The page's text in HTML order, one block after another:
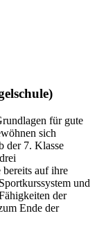
für gute
sich
der 7. Klasse
bereits auf ihre
und
der
Ende der